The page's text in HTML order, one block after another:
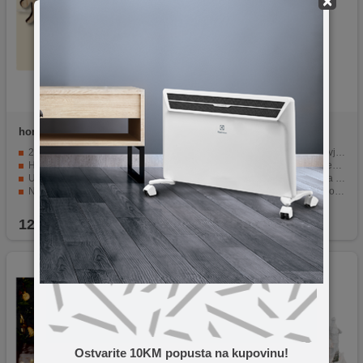
Ostvarite 10KM popusta na kupovinu!
home ML 23/WW
20 mikro LED dioda
Hladno bijela boja svjetlosti
Ugrađeni timer (6h ON / 18h OFF)
Napajanje 2 x AA baterije
Set figurica (zvono, anđeo, pahuljica)
12,90 KM
home
100 LED dioda za snažnu svjetlost.
Kabel dužine 8 metara za fleksibilnost.
Topla bijela boja svjetlosti za ugodnu atmosferu.
Napajanje 230 VAC za jednostavno korištenje.
Moderni i atraktivni dizajn za estetsku vrijednost.
17,90 KM